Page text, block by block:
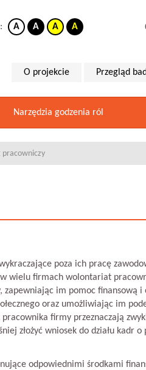
A A A A
O projekcie Przegląd
Narzędzia godzenia ról
poza ich pracę
wielu firmach wolontariat
im pomoc finansową i
oraz umożliwiając im
firmy przeznaczają
złożyć wniosek do działu kadr o
odpowiednimi środkami